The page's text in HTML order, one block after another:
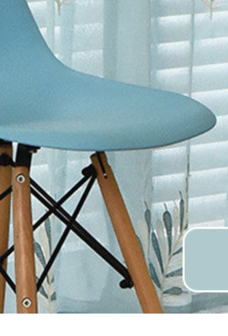
> Vilde レース
Vilde レース
ボリー>Vilde